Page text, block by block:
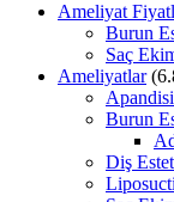
Ameliyat
Burun
Saç
Ameliyatlar
Burun
Diş